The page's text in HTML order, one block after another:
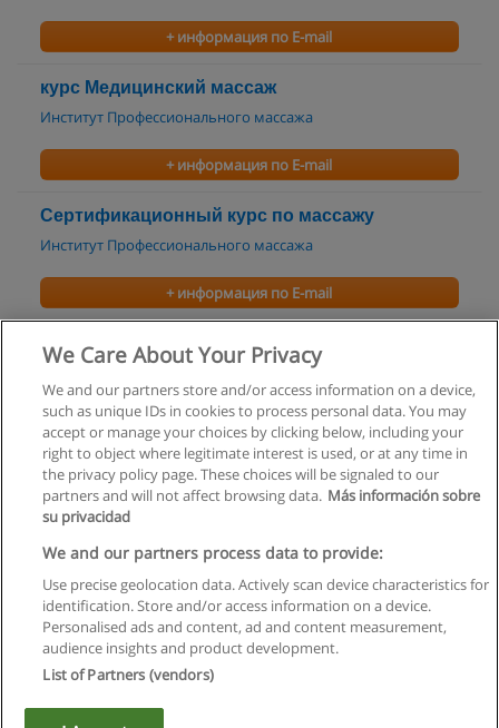
+ информация по E-mail
курс Медицинский массаж
Институт Профессионального массажа
+ информация по E-mail
Сертификационный курс по массажу
Институт Профессионального массажа
+ информация по E-mail
курс Детский массаж
Институт Профессионального массажа
+ информация по E-mail
Правила пользования
Конфиденциальность информации
Напишите Educaedu
Copyright © Educaedu Business S.L. - CIF : B-95610580: -
We Care About Your Privacy
We and our partners store and/or access information on a device,
such as unique IDs in cookies to process personal data. You may
accept or manage your choices by clicking below, including your
right to object where legitimate interest is used, or at any time in
the privacy policy page. These choices will be signaled to our
partners and will not affect browsing data. Más información sobre
su privacidad
We and our partners process data to provide:
Use precise geolocation data. Actively scan device characteristics for
identification. Store and/or access information on a device.
Personalised ads and content, ad and content measurement,
audience insights and product development.
List of Partners (vendors)